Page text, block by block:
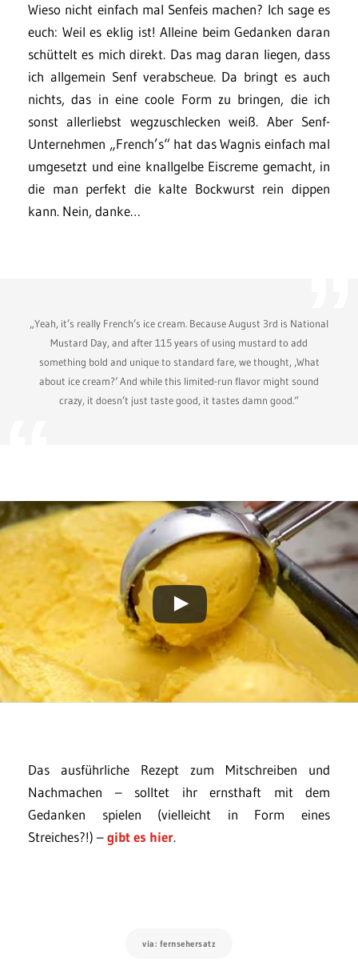
Wieso nicht einfach mal Senfeis machen? Ich sage es
euch: Weil es eklig ist! Alleine beim Gedanken daran
schüttelt es mich direkt. Das mag daran liegen, dass
ich allgemein Senf verabscheue. Da bringt es auch
nichts, das in eine coole Form zu bringen, die ich
sonst allerliebst wegzuschlecken weiß. Aber Senf-
Unternehmen „French’s“ hat das Wagnis einfach mal
umgesetzt und eine knallgelbe Eiscreme gemacht, in
die man perfekt die kalte Bockwurst rein dippen
kann. Nein, danke…
„Yeah, it’s really French’s ice cream. Because August 3rd is National
Mustard Day, and after 115 years of using mustard to add
something bold and unique to standard fare, we thought, ‚What
about ice cream?‘ And while this limited-run flavor might sound
crazy, it doesn’t just taste good, it tastes damn good.“
Das ausführliche Rezept zum Mitschreiben und
Nachmachen – solltet ihr ernsthaft mit dem
Gedanken spielen (vielleicht in Form eines
Streiches?!) –gibt es hier.
via: fernsehersatz